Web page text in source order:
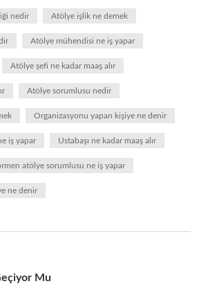
nedir Atölye işlik ne demek
Atölye mühendisi ne iş yapar
Atölye şefi ne kadar maaş alır
Atölye sorumlusu nedir
Organizasyonu yapan kişiye ne denir
iş yapar Ustabaşı ne kadar maaş alır
atölye sorumlusu ne iş yapar
ne denir
Mu